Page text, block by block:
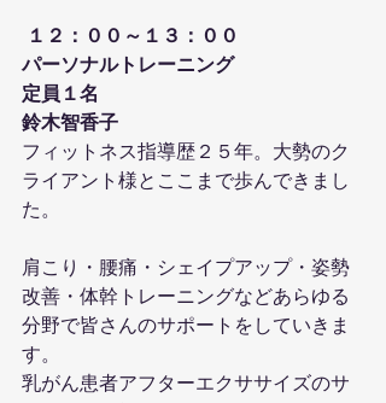
１２：００～１３：００
パーソナルトレーニング
定員１名
鈴木智香子
フィットネス指導歴２５年。大勢のク
ライアント様とここまで歩んできまし
た。
肩こり・腰痛・シェイプアップ・姿勢
改善・体幹トレーニングなどあらゆる
分野で皆さんのサポートをしていきま
す。
乳がん患者アフターエクササイズのサ